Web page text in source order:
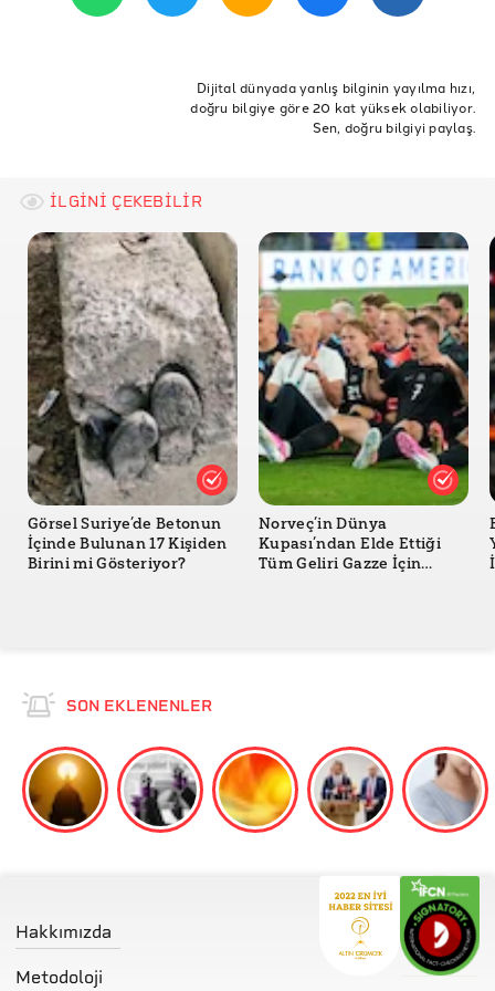
Norveç Covid
Norway body bags
Dijital dünyada yanlış bilginin yayılma hızı,
doğru bilgiye göre 20 kat yüksek olabiliyor.
Sen, doğru bilgiyi paylaş.
İLGİNİ ÇEKEBİLİR
Görsel Suriye’de Betonun
İçinde Bulunan 17 Kişiden
Birini mi Gösteriyor?
Norveç’in Dünya
Kupası’ndan Elde Ettiği
Tüm Geliri Gazze İçin
SON EKLENENLER
Hakkımızda
Metodoloji